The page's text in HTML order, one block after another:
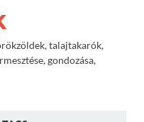
talajtakarók,
gondozása,